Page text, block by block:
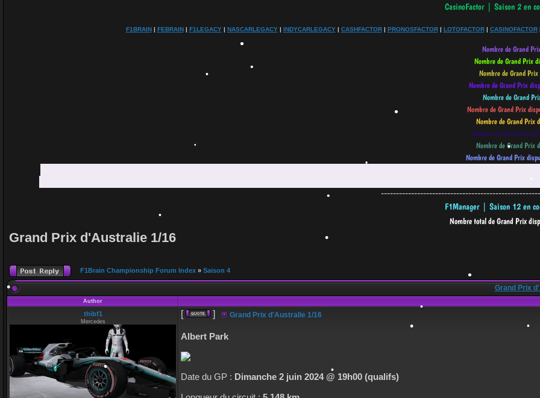
F1BRAIN| FEBRAIN| F1LEGACY| NASCARLEGACY| INDYCARLEGACY| CASHFACTOR| PRONOSFACTOR| LOTOFACTOR| CASINOFACTOR
Grand Prix d'Australie 1/16
F1Brain Championship Forum Index » Saison 4
Grand Prix
Author
thibf1
Mercedes
[ ] Grand Prix d'Australie 1/16
Albert Park
Date du GP : Dimanche 2 juin 2024 @ 19h00 (qualifs)
•
•